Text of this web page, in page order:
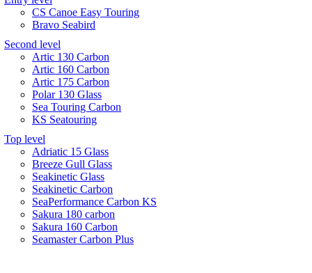
CS Canoe Easy Touring
Bravo Seabird
Second level
Artic 130 Carbon
Artic 160 Carbon
Artic 175 Carbon
Polar 130 Glass
Sea Touring Carbon
KS Seatouring
Top level
Adriatic 15 Glass
Breeze Gull Glass
Seakinetic Glass
Seakinetic Carbon
SeaPerformance Carbon KS
Sakura 180 carbon
Sakura 160 Carbon
Seamaster Carbon Plus